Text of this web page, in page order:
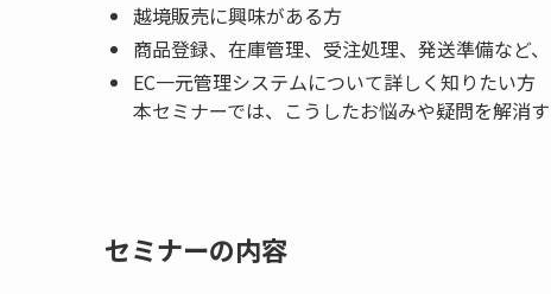
越境販売に興味がある方
商品登録、在庫管理、受注処理、発送準備など
EC一元管理システムについて詳しく知りたい方
本セミナーでは、こうしたお悩みや疑問を解消
セミナーの内容